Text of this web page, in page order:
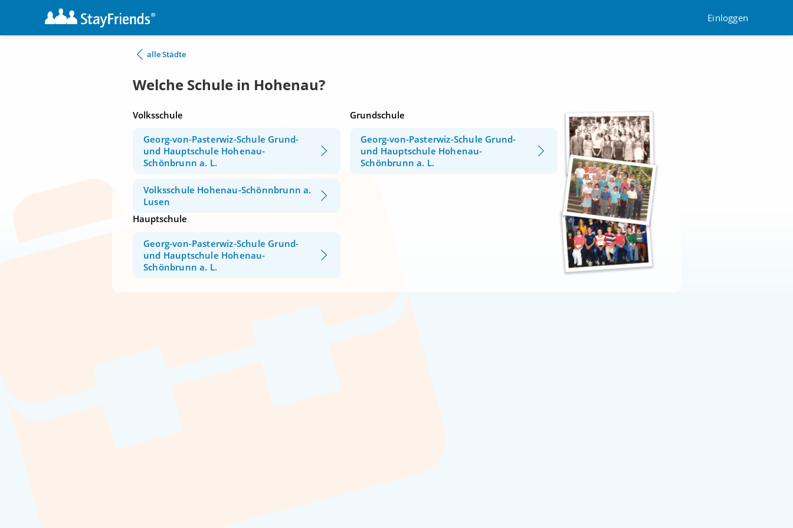
Einloggen
alle Städte
Welche Schule in Hohenau?
Volksschule
Georg-von-Pasterwiz-Schule Grund-
und Hauptschule Hohenau-
Schönbrunn a. L.
Volksschule Hohenau-Schönnbrunn a.
Lusen
Grundschule
Georg-von-Pasterwiz-Schule Grund-
und Hauptschule Hohenau-
Schönbrunn a. L.
Hauptschule
Georg-von-Pasterwiz-Schule Grund-
und Hauptschule Hohenau-
Schönbrunn a. L.